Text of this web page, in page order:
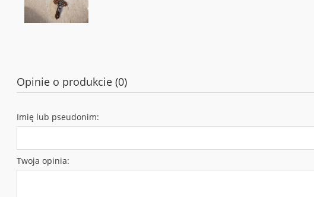
Opinie o produkcie (0)
Imię lub pseudonim:
Twoja opinia: